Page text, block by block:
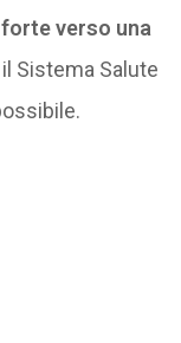
verso una
Sistema Salute